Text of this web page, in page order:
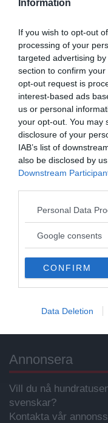
Information
If you wish to opt-out
processing of your
targeted advertising
section to confirm
opt-out request is
interest-based ads
us or personal
your opt-out. You may
disclosure of your
IAB’s list of
also be disclosed by
Downstream
Please note that this
not limited to your visit
use your data for
consent section.
Personal Data
Google consents
CONFIRM
Data Deletion
Är vaccinchippet
publicera en unik
docent Tomas
"covidagendan"....
PUBLICERAD 12 JANUARI
Nate Doromal: The
Medical Mandates
MEDICAL INDUSTRY
little doubt that the
nation. The people
1
Public Service
Du läser en av
Stöd vårt dagliga
Annonsera
Vill du nå
svenskar?
Kontakta vår